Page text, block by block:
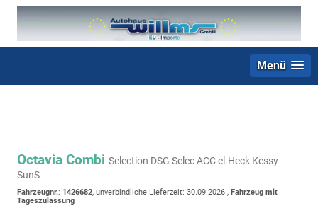
Menü
Octavia Combi Selection DSG Selec ACC el.Heck Kessy
SunS
Fahrzeugnr.: 1426682, unverbindliche Lieferzeit: 30.09.2026 , Fahrzeug mit
Tageszulassung